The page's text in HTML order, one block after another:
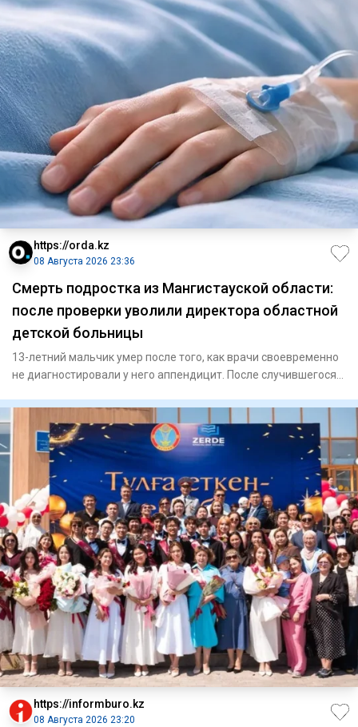
https://orda.kz
08 Августа 2026 23:36
Смерть подростка из Мангистауской области:
после проверки уволили директора областной
детской больницы
13-летний мальчик умер после того, как врачи своевременно
не диагностировали у него аппендицит. После случившегося
https://informburo.kz
08 Августа 2026 23:20